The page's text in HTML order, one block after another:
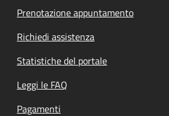
Prenotazione appuntamento
Richiedi assistenza
Statistiche del portale
Leggi le FAQ
Pagamenti